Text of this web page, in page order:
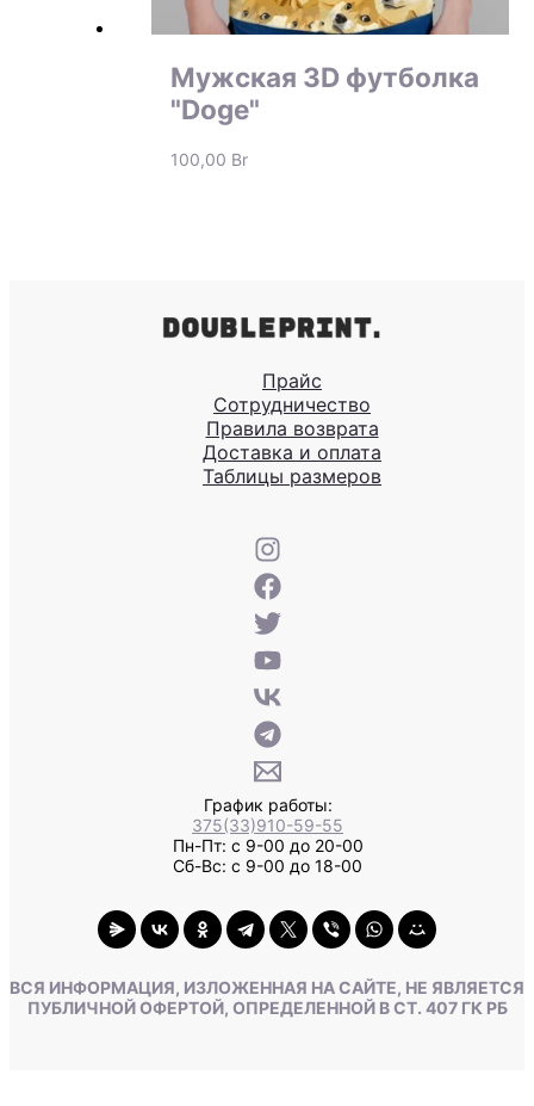
Мужская 3D футболка
"Doge"
100,00 Br
Прайс
Сотрудничество
Правила возврата
Доставка и оплата
Таблицы размеров
График работы:
375(33)910-59-55
Пн-Пт: с 9-00 до 20-00
Сб-Вс: с 9-00 до 18-00
ВСЯ ИНФОРМАЦИЯ, ИЗЛОЖЕННАЯ НА САЙТЕ, НЕ ЯВЛЯЕТСЯ
ПУБЛИЧНОЙ ОФЕРТОЙ, ОПРЕДЕЛЕННОЙ В СТ. 407 ГК РБ